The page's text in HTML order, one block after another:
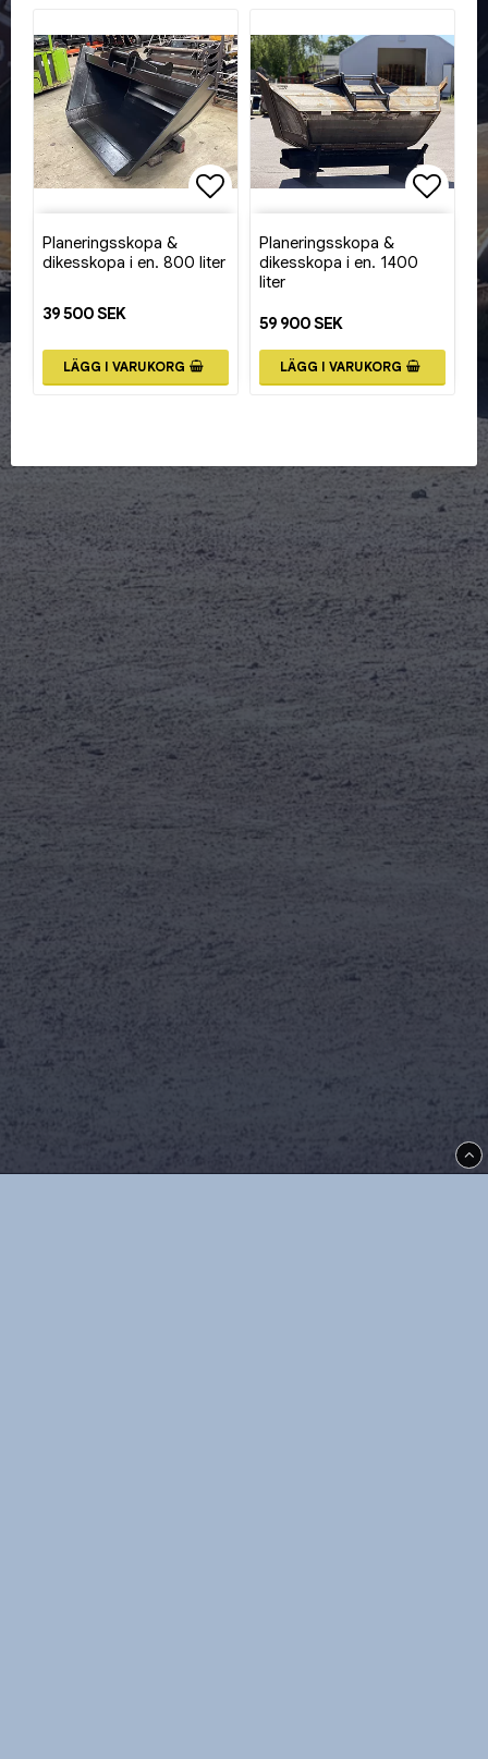
Planeringsskopa &
dikesskopa i en. 800 liter
39 500 SEK
LÄGG I VARUKORG
Planeringsskopa &
dikesskopa i en. 1400
liter
59 900 SEK
LÄGG I VARUKORG